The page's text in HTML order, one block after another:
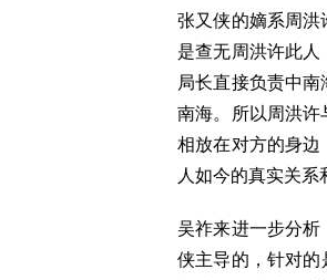
张又侠的嫡系周洪
是查无周洪许此
局长直接负责中
南海。所以周洪许
相放在对方的身边
人如今的真实关系
吴祚来进一步分析
侠主导的，针对的